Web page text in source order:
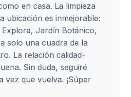
en casa. La limpieza
ubicación es inmejorable:
Jardín Botánico,
solo una cuadra de la
La relación calidad-
Sin duda, seguiré
vez que vuelva. ¡Súper